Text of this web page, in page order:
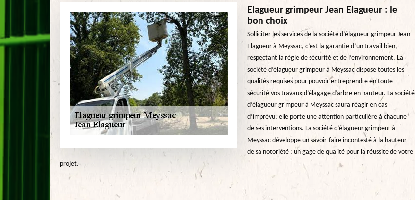
Elagueur grimpeur Jean Elagueur : le
bon choix
Solliciter les services de la société d’élagueur grimpeur Jean
Elagueur à Meyssac, c’est la garantie d’un travail bien,
respectant la règle de sécurité et de l’environnement. La
société d’élagueur grimpeur à Meyssac dispose toutes les
qualités requises pour pouvoir entreprendre en toute
sécurité vos travaux d’élagage d’arbre en hauteur. La société
d’élagueur grimpeur à Meyssac saura réagir en cas
d’imprévu, elle porte une attention particulière à chacune
de ses interventions. La société d’élagueur grimpeur à
Meyssac développe un savoir-faire incontesté à la hauteur
de sa notoriété : un gage de qualité pour la réussite de votre
projet.